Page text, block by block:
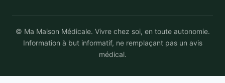
© Ma Maison Médicale. Vivre chez soi, en toute autonomie.
Information à but informatif, ne remplaçant pas un avis
médical.